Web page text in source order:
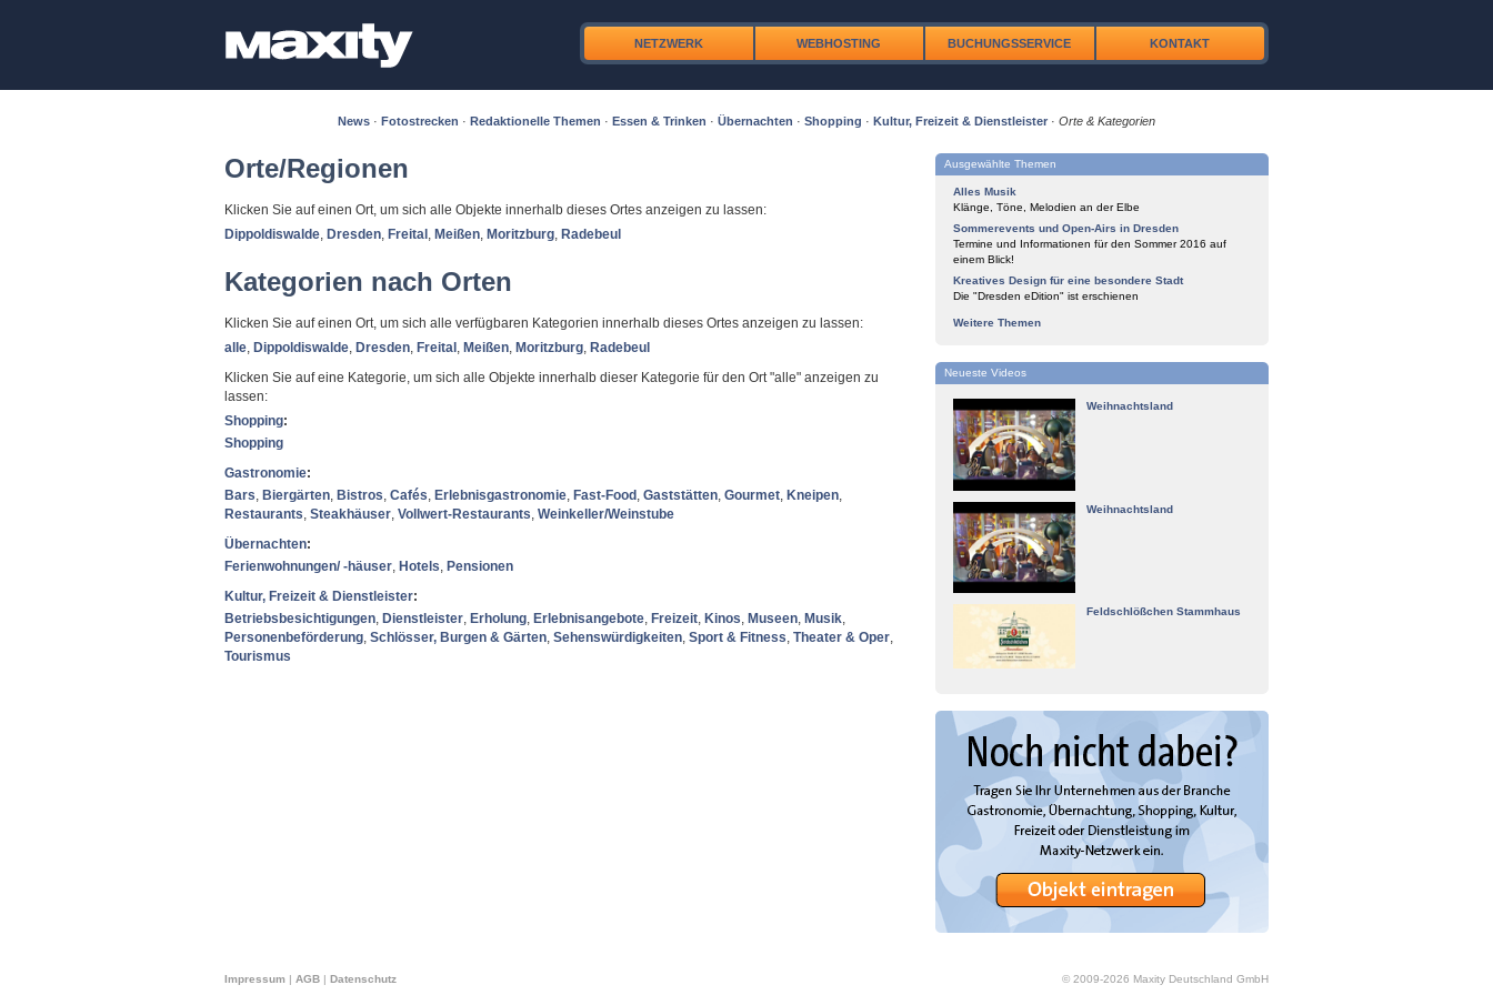
NETZWERK WEBHOSTING BUCHUNGSSERVICE KONTAKT
News · Fotostrecken · Redaktionelle Themen · Essen & Trinken · Übernachten · Shopping · Kultur, Freizeit & Dienstleister · Orte & Kategorien
Orte/Regionen
Klicken Sie auf einen Ort, um sich alle Objekte innerhalb dieses Ortes anzeigen zu lassen:
Dippoldiswalde, Dresden, Freital , Meißen, Moritzburg, Radebeul
Kategorien nach Orten
Klicken Sie auf einen Ort, um sich alle verfügbaren Kategorien innerhalb dieses Ortes anzeigen zu lassen:
alle, Dippoldiswalde, Dresden, Freital , Meißen, Moritzburg, Radebeul
Klicken Sie auf eine Kategorie, um sich alle Objekte innerhalb dieser Kategorie für den Ort "alle" anzeigen zu
lassen:
Shopping:
Shopping
Gastronomie:
Bars, Biergärten, Bistros, Cafés, Erlebnisgastronomie, Fast-Food , Gaststätten, Gourmet, Kneipen,
Restaurants, Steakhäuser, Vollwert-Restaurants, Weinkeller/Weinstube
Übernachten:
Ferienwohnungen/ -häuser, Hotels, Pensionen
Kultur, Freizeit & Dienstleister:
Betriebsbesichtigungen, Dienstleister, Erholung, Erlebnisangebote, Freizeit, Kinos, Museen, Musik,
Personenbeförderung, Schlösser, Burgen & Gärten, Sehenswürdigkeiten, Sport & Fitness, Theater & Oper,
Tourismus
Ausgewählte Themen
Alles Musik
Klänge, Töne, Melodien an der Elbe
Sommerevents und Open-Airs in Dresden
Termine und Informationen für den Sommer 2016 auf
einem Blick!
Kreatives Design für eine besondere Stadt
Die "Dresden eDition" ist erschienen
Weitere Themen
Neueste Videos
Weihnachtsland
Weihnachtsland
Feldschlößchen Stammhaus
Impressum AGB Datenschutz © 2009-2026 Maxity Deutschland GmbH